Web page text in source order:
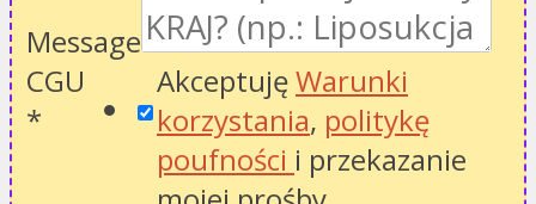
Message
CGU
*
AkceptujęWarunki
korzystania, politykę
poufności i przekazanie